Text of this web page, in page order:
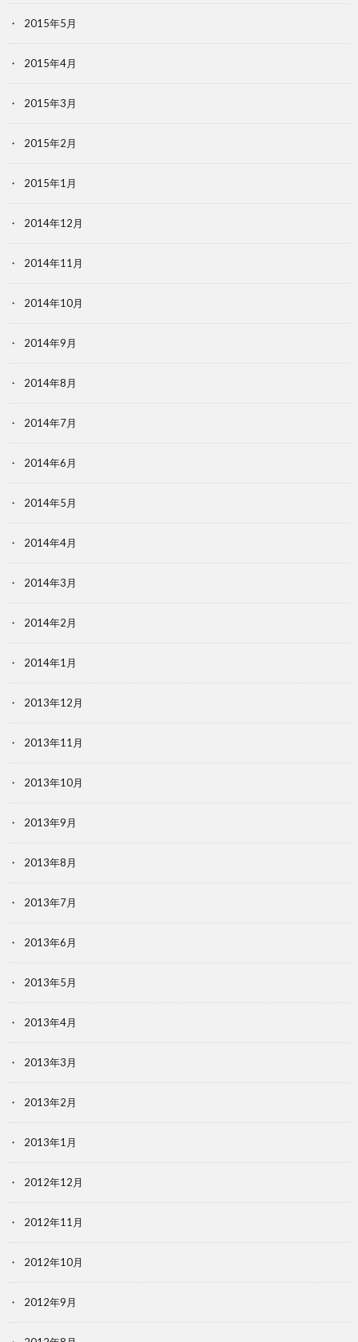
2015年5月
2015年4月
2015年3月
2015年2月
2015年1月
2014年12月
2014年11月
2014年10月
2014年9月
2014年8月
2014年7月
2014年6月
2014年5月
2014年4月
2014年3月
2014年2月
2014年1月
2013年12月
2013年11月
2013年10月
2013年9月
2013年8月
2013年7月
2013年6月
2013年5月
2013年4月
2013年3月
2013年2月
2013年1月
2012年12月
2012年11月
2012年10月
2012年9月